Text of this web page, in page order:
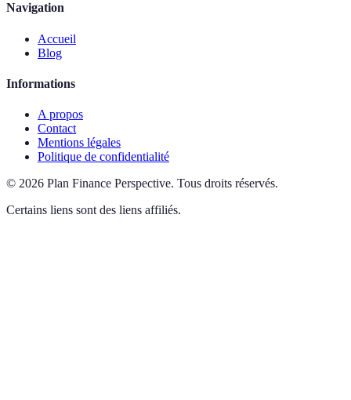
Navigation
Accueil
Blog
Informations
A propos
Contact
Mentions légales
Politique de confidentialité
© 2026 Plan Finance Perspective. Tous droits réservés.
Certains liens sont des liens affiliés.